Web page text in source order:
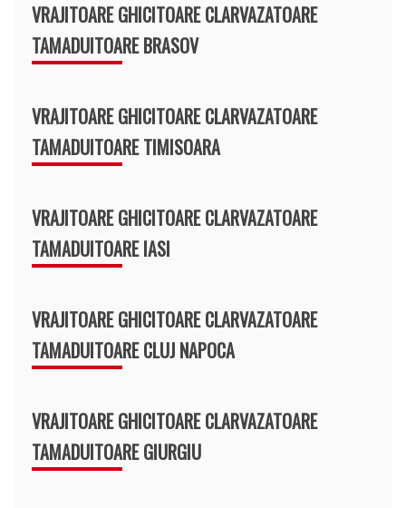
VRAJITOARE GHICITOARE CLARVAZATOARE
TAMADUITOARE BRASOV
VRAJITOARE GHICITOARE CLARVAZATOARE
TAMADUITOARE TIMISOARA
VRAJITOARE GHICITOARE CLARVAZATOARE
TAMADUITOARE IASI
VRAJITOARE GHICITOARE CLARVAZATOARE
TAMADUITOARE CLUJ NAPOCA
VRAJITOARE GHICITOARE CLARVAZATOARE
TAMADUITOARE GIURGIU